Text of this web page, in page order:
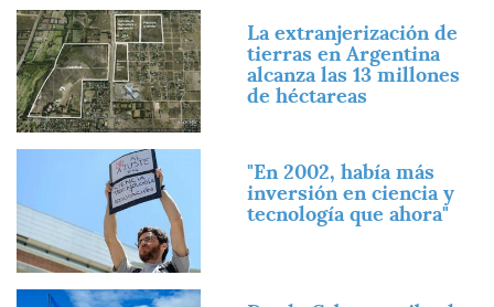
Imagen
La extranjerización de
tierras en Argentina
alcanza las 13 millones
de héctareas
"En 2002, había más
inversión en ciencia y
tecnología que ahora"
Imagen